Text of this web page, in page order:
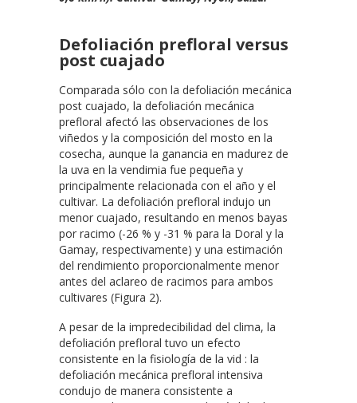
Defoliación prefloral versus
post cuajado
Comparada sólo con la defoliación mecánica
post cuajado, la defoliación mecánica
prefloral afectó las observaciones de los
viñedos y la composición del mosto en la
cosecha, aunque la ganancia en madurez de
la uva en la vendimia fue pequeña y
principalmente relacionada con el año y el
cultivar. La defoliación prefloral indujo un
menor cuajado, resultando en menos bayas
por racimo (-26 % y -31 % para la Doral y la
Gamay, respectivamente) y una estimación
del rendimiento proporcionalmente menor
antes del aclareo de racimos para ambos
cultivares (Figura 2).
A pesar de la impredecibilidad del clima, la
defoliación prefloral tuvo un efecto
consistente en la fisiología de la vid : la
defoliación mecánica prefloral intensiva
condujo de manera consistente a